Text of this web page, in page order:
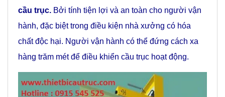
cầu trục. Bởi tính tiện lợi và an toàn cho người vận
hành, đặc biệt trong điều kiện nhà xưởng có hóa
chất độc hại. Người vận hành có thể đứng cách xa
hàng trăm mét để điều khiển cầu trục hoạt động.